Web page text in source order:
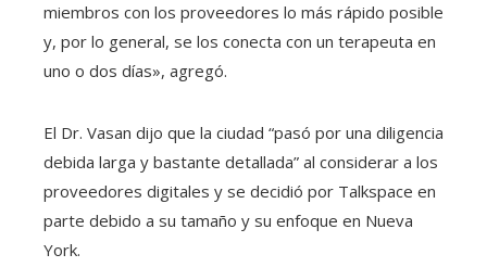
miembros con los proveedores lo más rápido posible
y, por lo general, se los conecta con un terapeuta en
uno o dos días», agregó.
El Dr. Vasan dijo que la ciudad “pasó por una diligencia
debida larga y bastante detallada” al considerar a los
proveedores digitales y se decidió por Talkspace en
parte debido a su tamaño y su enfoque en Nueva
York.